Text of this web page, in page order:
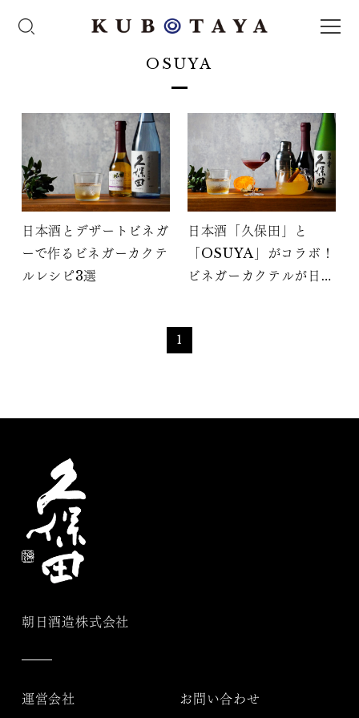
OSUYA
日本酒とデザートビネガ
ーで作るビネガーカクテ
ルレシピ3選
日本酒「久保田」と
「OSUYA」がコラボ！
ビネガーカクテルが日本
1
朝日酒造株式会社
運営会社 お問い合わせ